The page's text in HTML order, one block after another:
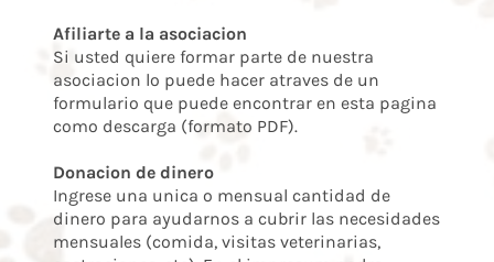
Afiliarte a la asociacion
Si usted quiere formar parte de nuestra
asociacion lo puede hacer atraves de un
formulario que puede encontrar en esta pagina
como descarga (formato PDF).
Donacion de dinero
Ingrese una unica o mensual cantidad de
dinero para ayudarnos a cubrir las necesidades
mensuales (comida, visitas veterinarias,